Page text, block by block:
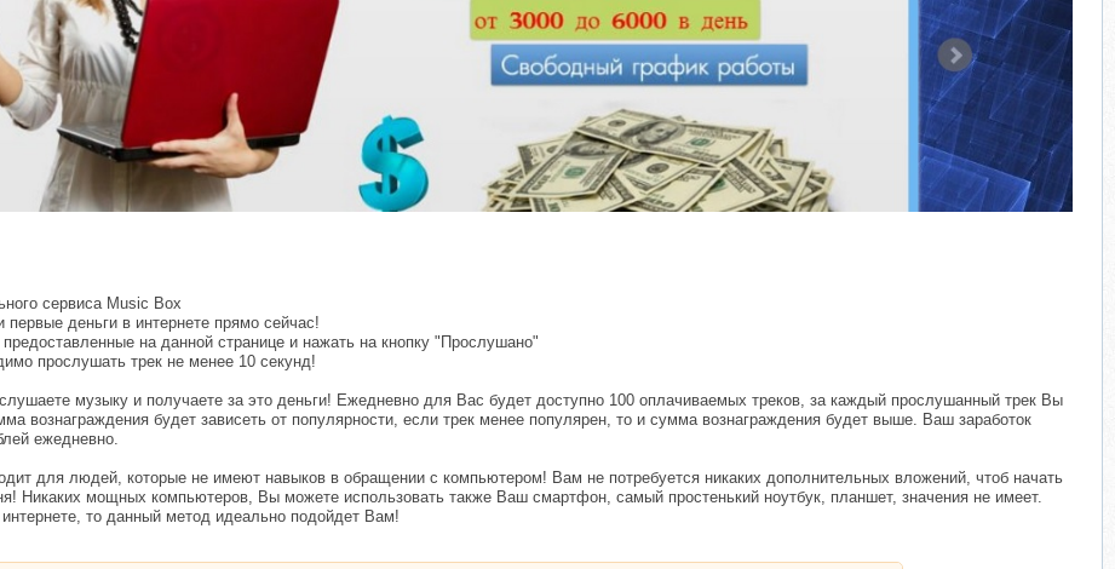
сервиса Music Box
деньги в интернете прямо сейчас!
на данной странице и нажать на кнопку "Прослушано"
прослушать трек не менее 10 секунд!
музыку и получаете за это деньги! Ежедневно для Вас будет доступно 100 оплачиваемых треков, за каждый прослушанный трек Вы
вознаграждения будет зависеть от популярности, если трек менее популярен, то и сумма вознаграждения будет выше. Ваш заработок
ежедневно.
для людей, которые не имеют навыков в обращении с компьютером! Вам не потребуется никаких дополнительных вложений, чтоб начать
Никаких мощных компьютеров, Вы можете использовать также Ваш смартфон, самый простенький ноутбук, планшет, значения не имеет.
то данный метод идеально подойдет Вам!